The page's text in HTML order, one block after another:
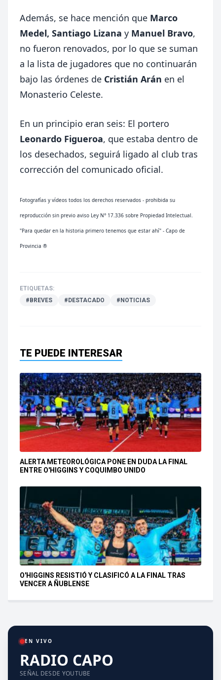
Además, se hace mención que Marco
Medel, Santiago Lizana y Manuel Bravo,
no fueron renovados, por lo que se suman
a la lista de jugadores que no continuarán
bajo las órdenes de Cristián Arán en el
Monasterio Celeste.
En un principio eran seis: El portero
Leonardo Figueroa, que estaba dentro de
los desechados, seguirá ligado al club tras
corrección del comunicado oficial.
Fotografías y vídeos todos los derechos reservados - prohibida su
reproducción sin previo aviso Ley N° 17.336 sobre Propiedad Intelectual.
"Para quedar en la historia primero tenemos que estar ahí" - Capo de
Provincia ®
ETIQUETAS:
#BREVES
#DESTACADO #NOTICIAS
TE PUEDE INTERESAR
ALERTA METEOROLÓGICA PONE EN DUDA LA FINAL
ENTRE O'HIGGINS Y COQUIMBO UNIDO
O'HIGGINS RESISTIÓ Y CLASIFICÓ A LA FINAL TRAS
VENCER A ÑUBLENSE
EN VIVO
RADIO CAPO
SEÑAL DESDE YOUTUBE